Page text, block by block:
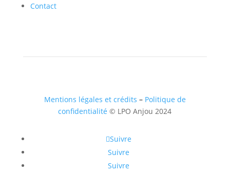
Contact
Mentions légales et crédits – Politique de
confidentialité © LPO Anjou 2024
Suivre
Suivre
Suivre